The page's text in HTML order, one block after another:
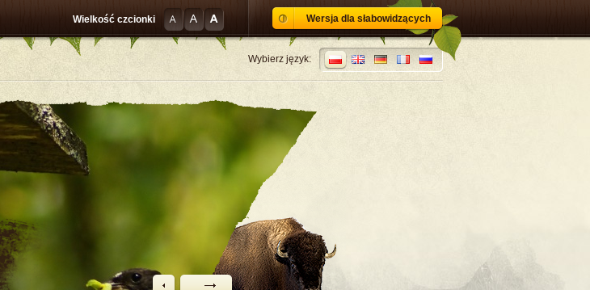
Wybierz język:
Wersja dla słabowidzących
Wielkość czcionki